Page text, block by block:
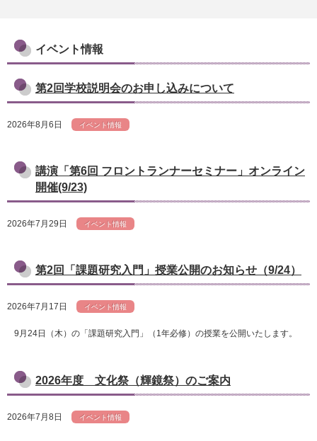
イベント情報
第2回学校説明会のお申し込みについて
2026年8月6日 イベント情報
講演「第6回 フロントランナーセミナー」オンライン
開催(9/23)
2026年7月29日 イベント情報
第2回「課題研究入門」授業公開のお知らせ（9/24）
2026年7月17日 イベント情報
9月24日（木）の「課題研究入門」（1年必修）の授業を公開いたします。
2026年度 文化祭（輝鏡祭）のご案内
2026年7月8日 イベント情報